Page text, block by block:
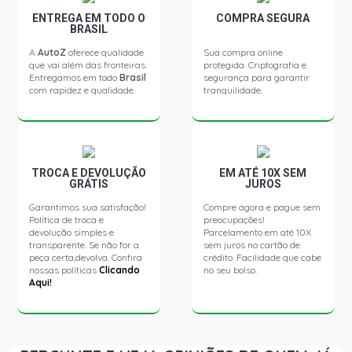
2017)
UNO VIVACE HATCH 1.0 8V EVO FLEX (2011 - 2020)
UNO WAY (ANTIGO) HATCH 1.0 8V FIRE FLEX (2009 -
UNO WAY ECONOMY (ANTIGO) HATCH 1.0 8V FIRE FLEX
(2013 - 2013)
UNO ATTRACTIVE HATCH 1.4 8V EVO FLEX (2010 - 2014)
ENTREGA EM TODO O
BRASIL
AAutoZ oferece qualidade
que vai além das fronteiras.
Entregamos em todoBrasil
com rapidez e qualidade.
COMPRA SEGURA
Sua compra online
protegida. Criptografia e
segurança para garantir
tranquilidade.
TROCA E DEVOLUÇÃO
GRÁTIS
Garantimos sua satisfação!
Política de troca e
devolução simples e
transparente. Se não for a
peça certa,devolva. Confira
nossas políticasClicando
Aqui!
EM ATÉ 10X SEM
JUROS
Compre agora e pague sem
preocupações!
Parcelamento em até 10X
sem juros no cartão de
crédito. Facilidade que cabe
no seu bolso.